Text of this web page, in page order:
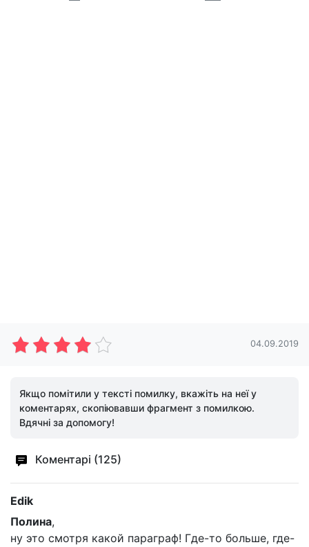
04.09.2019
Якщо помітили у тексті помилку, вкажіть на неї у
коментарях, скопіювавши фрагмент з помилкою.
Вдячні за допомогу!
Коментарі (125)
Edik
Полина,
ну это смотря какой параграф! Где-то больше, где-